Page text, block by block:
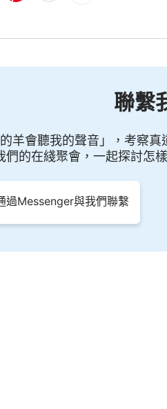
他的權下。神無論怎麽拯
賜的無窮的祝福。人都認為
從而將人拯救出來，即感
拯救敗壞的人類，否則他
的全部都交給撒但來换取
方式不是憐憫慈愛，而是
的擊打，但你們該知道，
句在你們來看没有一點人
思要傷害你們，也并無意
責打都是為了潔净，都是
聯繫
羊會聽我的聲音」，考察
們的在綫聚會，一起探討怎
過Messenger與我們聯繫